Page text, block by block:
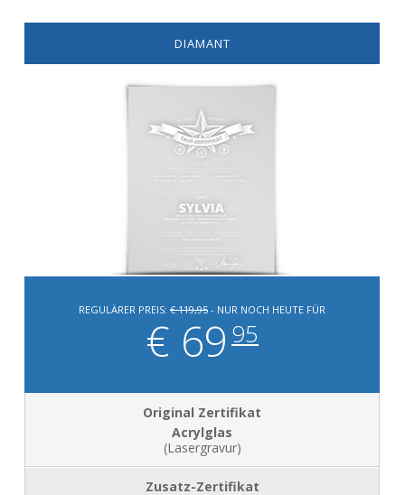
DIAMANT
REGULÄRER PREIS: € 119,95 - NUR NOCH HEUTE FÜR
€ 69 95
Acrylglas
(Lasergravur)